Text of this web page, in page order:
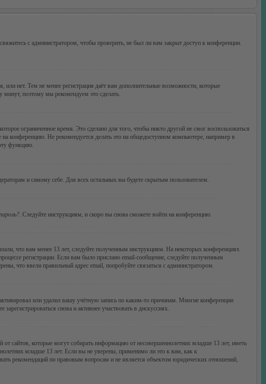
с администратором, чтобы проверить, не был ли вам закрыт доступ к конференции.
нет. Тем не менее регистрация даёт вам дополнительные возможности, которые
минут, поэтому мы рекомендуем это сделать.
ограниченное время. Это сделано для того, чтобы никто другой не смог воспользоваться
конференцию. Не рекомендуется делать это на общедоступном компьютере, например в
функцию.
и самому себе. Для всех остальных вы будете скрытым пользователем.
. Следуйте инструкциям, и скоро вы снова сможете войти на конференцию.
что вам менее 13 лет, следуйте полученным инструкциям. На некоторых конференциях
регистрации. Если вам было прислано email-сообщение, следуйте полученным
что ввели правильный адрес email, попробуйте связаться с администратором.
или удалил вашу учётную запись по каким-то причинам. Многие конференции
снова и активнее участвовать в дискуссиях.
сайтов, которые могут собирать информацию от несовершеннолетних младше 13 лет, иметь
младше 13 лет. Если вы не уверены, применимо ли это к вам, как к
рекомендаций по правовым вопросам и не является объектом юридических отношений,